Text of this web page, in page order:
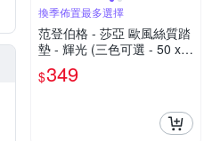
換季佈置最多選擇
范登伯格 - 莎亞 歐風絲質踏
墊 - 輝光 (三色可選 - 50 x 7
0cm)
$349